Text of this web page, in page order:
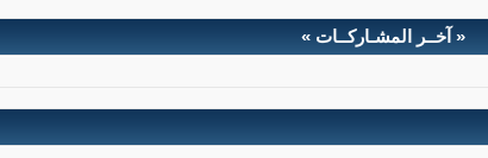
« آخــر المشـاركــات »